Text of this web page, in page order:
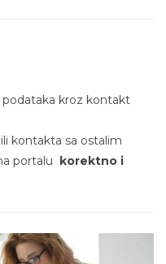
podataka kroz kontakt
kontakta sa ostalim
portalu korektno i